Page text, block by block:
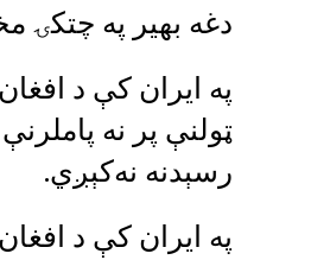
دغه بهیر په چتکۍ
په ایران کې د
ټولنې پر نه
رسېدنه نه‌کېږي.
په ایران کې د